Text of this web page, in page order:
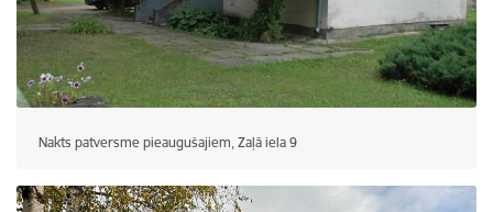
Nakts patversme pieaugušajiem, Zaļā iela 9